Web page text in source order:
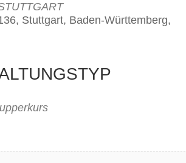
Stuttgart, Baden-Württemberg,